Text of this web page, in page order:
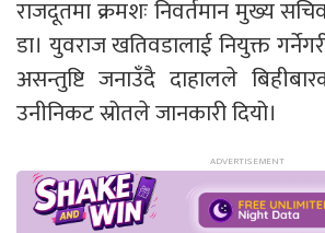
राजदूतमा क्रमशः निवर्तमान मुख्य
डा। युवराज खतिवडालाई नियुक्त
असन्तुष्टि जनाउँदै दाहालले
उनीनिकट स्रोतले जानकारी दियो।